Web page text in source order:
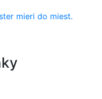
mieri do miest.